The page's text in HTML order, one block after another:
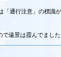
通行注意」の標識
遠景は霞んでました